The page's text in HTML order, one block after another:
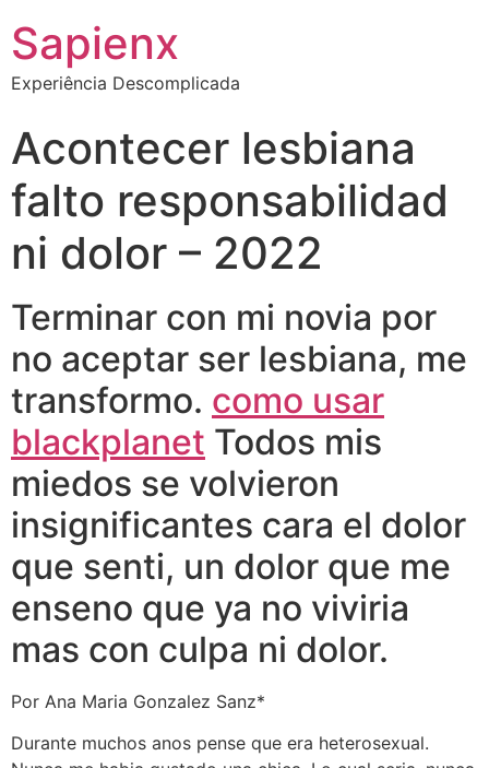
Sapienx
Experiência Descomplicada
Acontecer lesbiana
falto responsabilidad
ni dolor – 2022
Terminar con mi novia por
no aceptar ser lesbiana, me
transformo. como usar
blackplanet Todos mis
miedos se volvieron
insignificantes cara el dolor
que senti, un dolor que me
enseno que ya no viviria
mas con culpa ni dolor.
Por Ana Maria Gonzalez Sanz*
Durante muchos anos pense que era heterosexual.